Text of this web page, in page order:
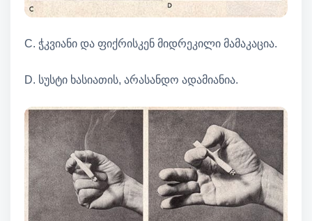
C. ჭკვიანი და ფიქრისკენ მიდრეკილი მამაკაცია.
D. სუსტი ხასიათის, არასანდო ადამიანია.